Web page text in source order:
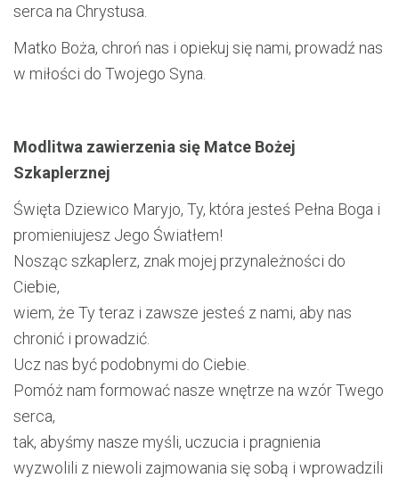
serca na Chrystusa.
Matko Boża, chroń nas i opiekuj się nami, prowadź nas
w miłości do Twojego Syna.
Modlitwa zawierzenia się Matce Bożej
Szkaplerznej
Święta Dziewico Maryjo, Ty, która jesteś Pełna Boga i
promieniujesz Jego Światłem!
Nosząc szkaplerz, znak mojej przynależności do
Ciebie,
wiem, że Ty teraz i zawsze jesteś z nami, aby nas
chronić i prowadzić.
Ucz nas być podobnymi do Ciebie.
Pomóż nam formować nasze wnętrze na wzór Twego
serca,
tak, abyśmy nasze myśli, uczucia i pragnienia
wyzwolili z niewoli zajmowania się sobą i wprowadzili